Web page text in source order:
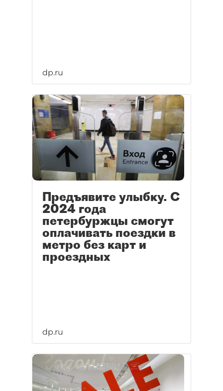
dp.ru
Предъявите улыбку. С
2024 года
петербуржцы смогут
оплачивать поездки в
метро без карт и
проездных
dp.ru